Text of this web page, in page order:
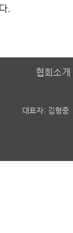
.
협회소개
대표자: 김형중